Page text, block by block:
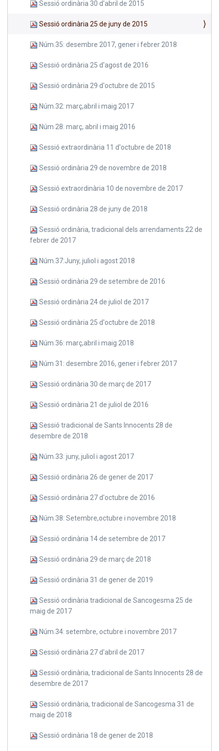
Sessió ordinària 30 d'abril de 2015
Sessió ordinària 25 de juny de 2015
Núm.35: desembre 2017, gener i febrer 2018
Sessió ordinària 25 d'agost de 2016
Sessió ordinària 29 d'octubre de 2015
Núm.32: març,abril i maig 2017
Núm 28: març, abril i maig 2016
Sessió extraordinària 11 d'octubre de 2018
Sessió ordinària 29 de novembre de 2018
Sessió extraordinària 10 de novembre de 2017
Sessió ordinària 28 de juny de 2018
Sessió ordinària, tradicional dels arrendaments 22 de
febrer de 2017
Núm.37:Juny, juliol i agost 2018
Sessió ordinària 29 de setembre de 2016
Sessió ordinària 24 de juliol de 2017
Sessió ordinària 25 d'octubre de 2018
Núm.36: març,abril i maig 2018
Núm 31: desembre 2016, gener i febrer 2017
Sessió ordinària 30 de març de 2017
Sessió ordinària 21 de juliol de 2016
Sessió tradicional de Sants Innocents 28 de
desembre de 2018
Núm.33: juny, juliol i agost 2017
Sessió ordinària 26 de gener de 2017
Sessió ordinària 27 d'octubre de 2016
Núm.38: Setembre,octubre i novembre 2018
Sessió ordinària 14 de setembre de 2017
Sessió ordinària 29 de març de 2018
Sessió ordinària 31 de gener de 2019
Sessió ordinària tradicional de Sancogesma 25 de
maig de 2017
Núm.34: setembre, octubre i novembre 2017
Sessió ordinària 27 d'abril de 2017
Sessió ordinària, tradicional de Sants Innocents 28 de
desembre de 2017
Sessió ordinària, tradicional de Sancogesma 31 de
maig de 2018
Sessió ordinària 18 de gener de 2018